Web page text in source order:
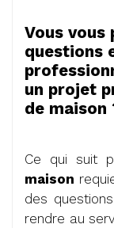
Vous vous
questions
un projet
de maison
Ce qui suit
maison
des
rendre au